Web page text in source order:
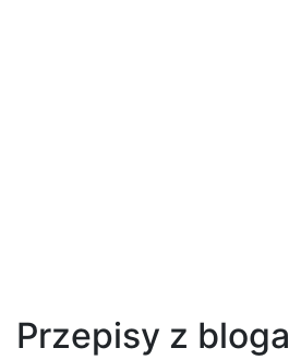
Przepisy z bloga